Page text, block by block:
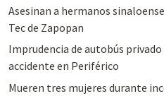
Asesinan a hermanos
Tec de Zapopan
Imprudencia de autobús
accidente en Periférico
Mueren tres mujeres durante